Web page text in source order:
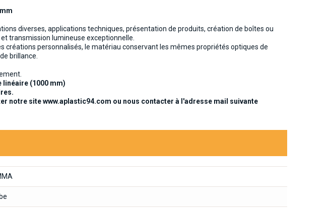
diverses, applications techniques, présentation de produits, création de boîtes ou
transmission lumineuse exceptionnelle.
créations personnalisés, le matériau conservant les mêmes propriétés optiques de
brillance.
linéaire (1000 mm)
notre site www.aplastic94.com ou nous contacter à l'adresse mail suivante